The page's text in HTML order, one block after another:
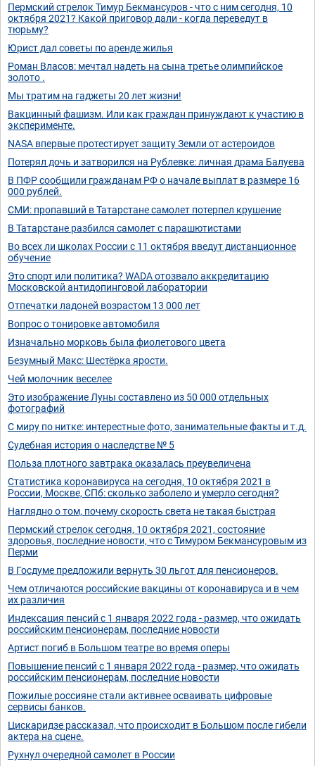
Пермский стрелок Тимур Бекмансуров - что с ним сегодня, 10
октября 2021? Какой приговор дали - когда переведут в
тюрьму?
Юрист дал советы по аренде жилья
Роман Власов: мечтал надеть на сына третье олимпийское
золото .
Мы тратим на гаджеты 20 лет жизни!
Вакцинный фашизм. Или как граждан принуждают к участию в
эксперименте.
NASA впервые протестирует защиту Земли от астероидов
Потерял дочь и затворился на Рублевке: личная драма Балуева
В ПФР сообщили гражданам РФ о начале выплат в размере 16
000 рублей.
СМИ: пропавший в Татарстане самолет потерпел крушение
В Татарстане разбился самолет с парашютистами
Во всех ли школах России с 11 октября введут дистанционное
обучение
Это спорт или политика? WADA отозвало аккредитацию
Московской антидопинговой лаборатории
Отпечатки ладоней возрастом 13 000 лет
Вопрос о тонировке автомобиля
Изначально морковь была фиолетового цвета
Безумный Макс: Шестёрка ярости.
Чей молочник веселее
Это изображение Луны составлено из 50 000 отдельных
фотографий
С миру по нитке: интерестные фото, занимательные факты и т.д.
Судебная история о наследстве № 5
Польза плотного завтрака оказалась преувеличена
Статистика коронавируса на сегодня, 10 октября 2021 в
России, Москве, СПб: сколько заболело и умерло сегодня?
Наглядно о том, почему скорость света не такая быстрая
Пермский стрелок сегодня, 10 октября 2021, состояние
здоровья, последние новости, что с Тимуром Бекмансуровым из
Перми
В Госдуме предложили вернуть 30 льгот для пенсионеров.
Чем отличаются российские вакцины от коронавируса и в чем
их различия
Индексация пенсий с 1 января 2022 года - размер, что ожидать
российским пенсионерам, последние новости
Артист погиб в Большом театре во время оперы
Повышение пенсий с 1 января 2022 года - размер, что ожидать
российским пенсионерам, последние новости
Пожилые россияне стали активнее осваивать цифровые
сервисы банков.
Цискаридзе рассказал, что происходит в Большом после гибели
актера на сцене.
Рухнул очередной самолет в России